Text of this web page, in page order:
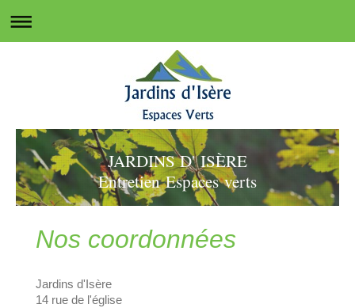
JARDINS D' ISÈRE
Entretien Espaces verts
Nos coordonnées
Jardins d'Isère
14 rue de l'église